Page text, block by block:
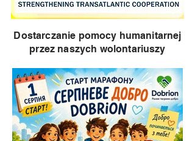
Dostarczanie pomocy humanitarnej
przez naszych wolontariuszy